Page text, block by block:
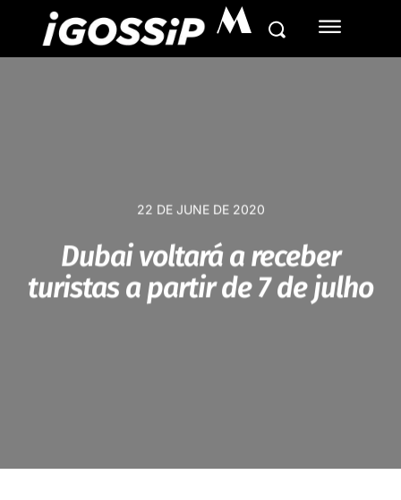
M
22 DE JUNE DE 2020
Dubai voltará a receber
turistas a partir de 7 de julho